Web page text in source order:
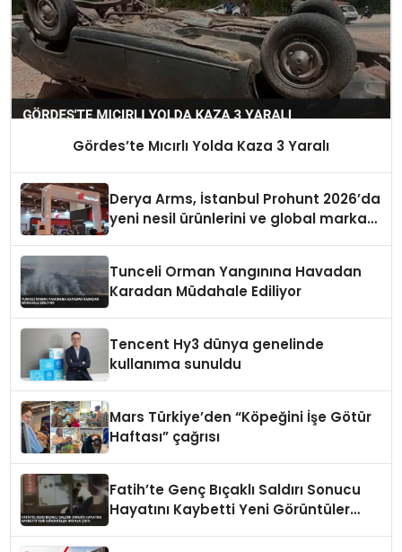
Gördes’te Mıcırlı Yolda Kaza 3 Yaralı
Derya Arms, İstanbul Prohunt 2026’da
yeni nesil ürünlerini ve global marka
Tunceli Orman Yangınına Havadan
Karadan Müdahale Ediliyor
Tencent Hy3 dünya genelinde
kullanıma sunuldu
Mars Türkiye’den “Köpeğini İşe Götür
Haftası” çağrısı
Fatih’te Genç Bıçaklı Saldırı Sonucu
Hayatını Kaybetti Yeni Görüntüler